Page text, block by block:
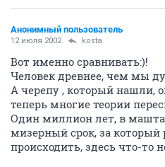
Анонимный пользователь
12 июля 2002 kosta
Вот именно сравнивать:)!
Человек древнее, чем мы
А черепу , который нашли,
теперь многие теории
Один миллион лет, в
мизерный срок, за который
происходить, здесь что-то